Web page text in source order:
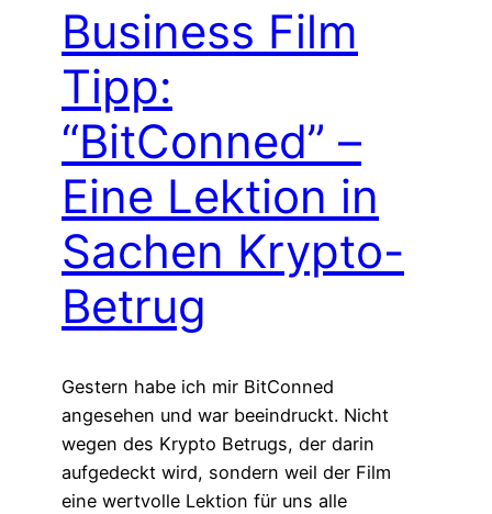
Business Film
Tipp:
“BitConned” –
Eine Lektion in
Sachen Krypto-
Betrug
Gestern habe ich mir BitConned
angesehen und war beeindruckt. Nicht
wegen des Krypto Betrugs, der darin
aufgedeckt wird, sondern weil der Film
eine wertvolle Lektion für uns alle